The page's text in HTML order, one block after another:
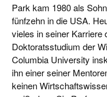
Park kam 1980 als
fünfzehn in die USA.
vieles in seiner Karriere
Doktoratsstudium der
Columbia University
ihn einer seiner
keinen